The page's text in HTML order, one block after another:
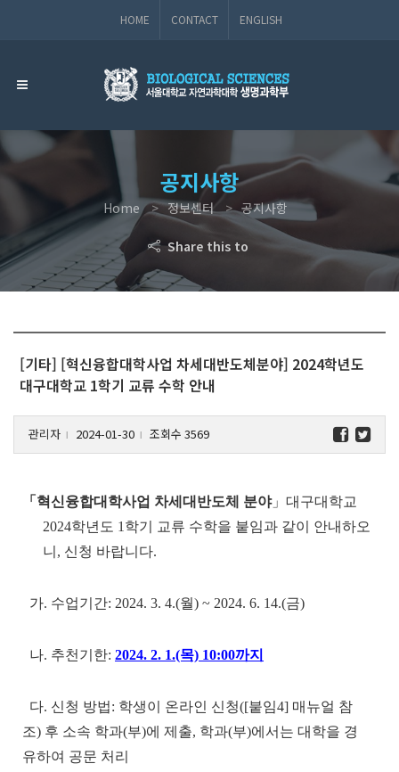
HOME CONTACT ENGLISH
공지사항
Home 정보센터 공지사항
Share this to
[기타] [혁신융합대학사업 차세대반도체분야] 2024학년도
대구대학교 1학기 교류 수학 안내
관리자 l 2024-01-30 l 조회수 3569
「혁신융합대학사업 차세대반도체 분야」대구대학교
2024학년도 1학기 교류 수학을 붙임과 같이 안내하오
니, 신청 바랍니다.
가. 수업기간: 2024. 3. 4.(월) ~ 2024. 6. 14.(금)
나. 추천기한: 2024. 2. 1.(목) 10:00까지
다. 신청 방법: 학생이 온라인 신청([붙임4] 매뉴얼 참
조) 후 소속 학과(부)에 제출, 학과(부)에서는 대학을 경
유하여 공문 처리